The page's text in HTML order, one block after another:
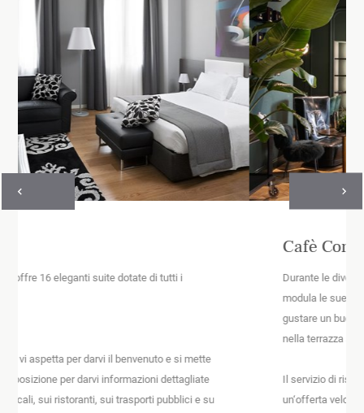
Durante le diverse ore del giorno il Cafè Continentale
gustare un buon caffè, del buon vino o un aperitivo anche
Il servizio di ristorante prevede per l’ora del pranzo
un‘offerta veloce e di qualità e per le Vostre cene un ricco